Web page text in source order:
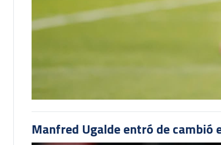
Manfred Ugalde entró de cambió